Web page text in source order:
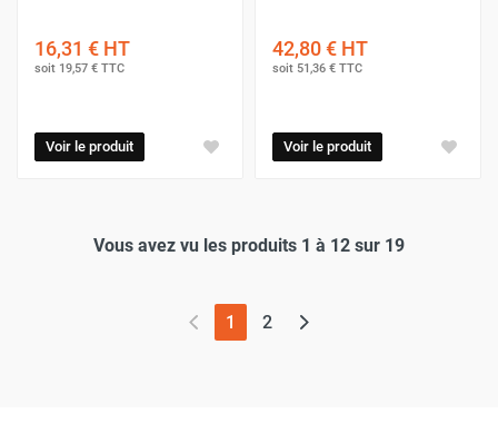
16,31 € HT
soit 19,57 € TTC
Voir le produit
42,80 € HT
soit 51,36 € TTC
Voir le produit
Vous avez vu les produits 1 à 12 sur 19
1 (page actuelle)
2